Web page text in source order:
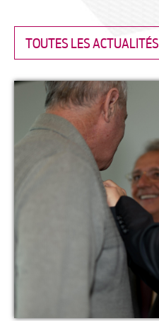
TOUTES LES ACTUALITÉS